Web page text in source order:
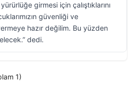
girmesi için çalıştıklarını
güvenliği ve
hazır değilim. Bu yüzden
dedi.
1)